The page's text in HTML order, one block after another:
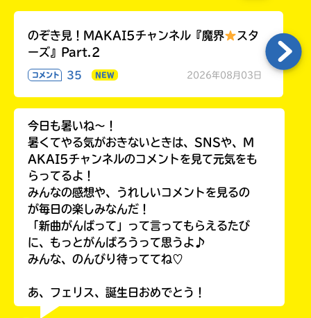
のぞき見！MAKAI5チャンネル『魔界
スタ
ーズ』Part.2
コメント 35 NEW 2026年08月03日
今日も暑いね〜！
暑くてやる気がおきないときは、SNSや、M
AKAI5チャンネルのコメントを見て元気をも
らってるよ！
みんなの感想や、うれしいコメントを見るの
が毎日の楽しみなんだ！
「新曲がんばって」って言ってもらえるたび
に、もっとがんばろうって思うよ♪
みんな、のんびり待っててね♡
あ、フェリス、誕生日おめでとう！